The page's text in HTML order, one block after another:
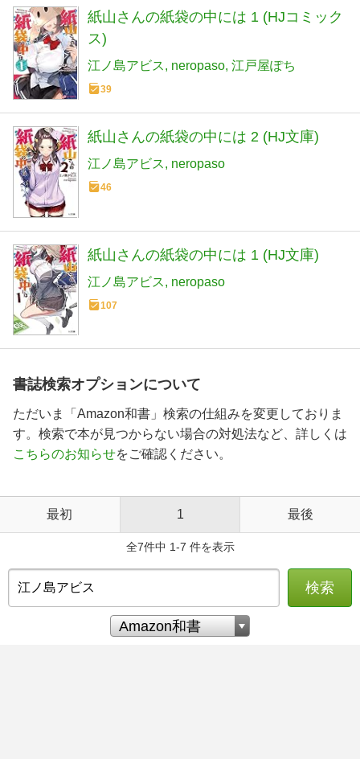
紙山さんの紙袋の中には 1 (HJコミック
ス)
江ノ島アビス neropaso 江戸屋ぽち
39
紙山さんの紙袋の中には 2 (HJ文庫)
江ノ島アビス neropaso
46
紙山さんの紙袋の中には 1 (HJ文庫)
江ノ島アビス neropaso
107
書誌検索オプションについて
ただいま「Amazon和書」検索の仕組みを変更しておりま
す。検索で本が見つからない場合の対処法など、詳しくは
こちらのお知らせをご確認ください。
最初 1 最後
全7件中 1-7 件を表示
検索